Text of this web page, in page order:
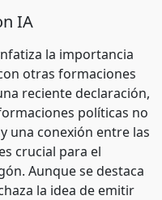
IA
la importancia
otras formaciones
reciente declaración,
políticas no
una conexión entre las
crucial para el
Aunque se destaca
la idea de emitir